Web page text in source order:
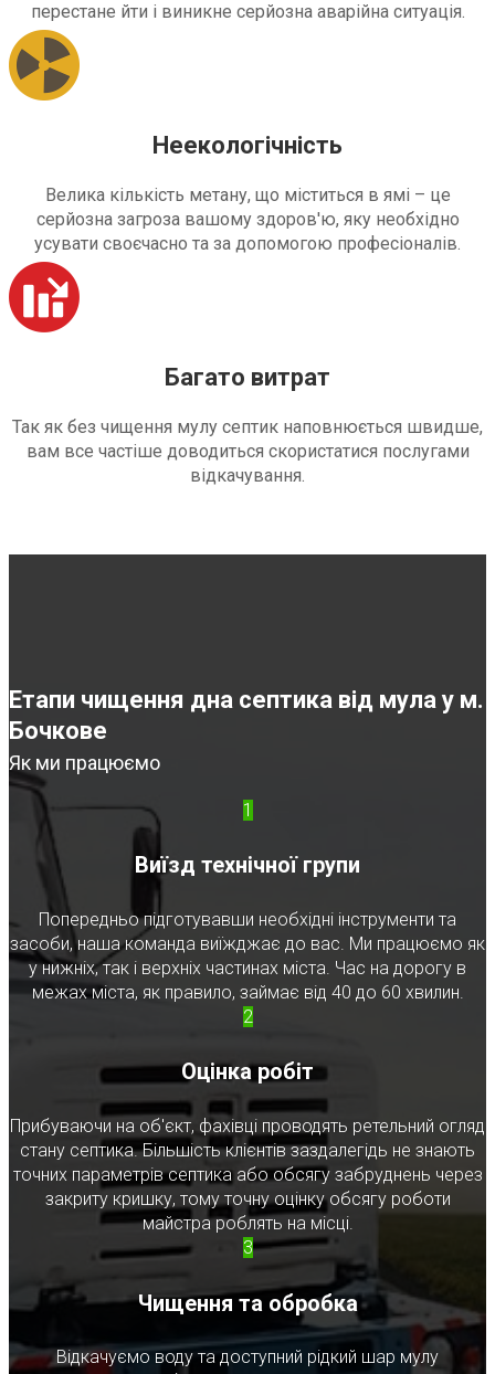
перестане йти і виникне серйозна аварійна ситуація.
Неекологічність
Велика кількість метану, що міститься в ямі – це
серйозна загроза вашому здоров'ю, яку необхідно
усувати своєчасно та за допомогою професіоналів.
Багато витрат
Так як без чищення мулу септик наповнюється швидше,
вам все частіше доводиться скористатися послугами
відкачування.
Етапи чищення дна септика від мула у м.
Бочкове
Як ми працюємо
1
Виїзд технічної групи
Попередньо підготувавши необхідні інструменти та
засоби, наша команда виїжджає до вас. Ми працюємо як
у нижніх, так і верхніх частинах міста. Час на дорогу в
межах міста, як правило, займає від 40 до 60 хвилин.
2
Оцінка робіт
Прибуваючи на об'єкт, фахівці проводять ретельний огляд
стану септика. Більшість клієнтів заздалегідь не знають
точних параметрів септика або обсягу забруднень через
закриту кришку, тому точну оцінку обсягу роботи
майстра роблять на місці.
3
Чищення та обробка
Відкачуємо воду та доступний рідкий шар мулу